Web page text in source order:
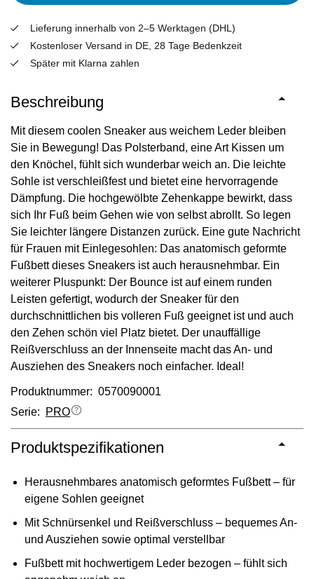
Lieferung innerhalb von 2–5 Werktagen (DHL)
Kostenloser Versand in DE, 28 Tage Bedenkzeit
Später mit Klarna zahlen
Beschreibung
Mit diesem coolen Sneaker aus weichem Leder bleiben
Sie in Bewegung! Das Polsterband, eine Art Kissen um
den Knöchel, fühlt sich wunderbar weich an. Die leichte
Sohle ist verschleißfest und bietet eine hervorragende
Dämpfung. Die hochgewölbte Zehenkappe bewirkt, dass
sich Ihr Fuß beim Gehen wie von selbst abrollt. So legen
Sie leichter längere Distanzen zurück. Eine gute Nachricht
für Frauen mit Einlegesohlen: Das anatomisch geformte
Fußbett dieses Sneakers ist auch herausnehmbar. Ein
weiterer Pluspunkt: Der Bounce ist auf einem runden
Leisten gefertigt, wodurch der Sneaker für den
durchschnittlichen bis volleren Fuß geeignet ist und auch
den Zehen schön viel Platz bietet. Der unauffällige
Reißverschluss an der Innenseite macht das An- und
Ausziehen des Sneakers noch einfacher. Ideal!
Produktnummer: 0570090001
Serie:
PRO
Produktspezifikationen
Herausnehmbares anatomisch geformtes Fußbett – für
eigene Sohlen geeignet
Mit Schnürsenkel und Reißverschluss – bequemes An-
und Ausziehen sowie optimal verstellbar
Fußbett mit hochwertigem Leder bezogen – fühlt sich